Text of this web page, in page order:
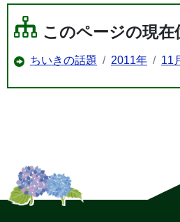
このページの現在
ちいきの話題 2011年 11